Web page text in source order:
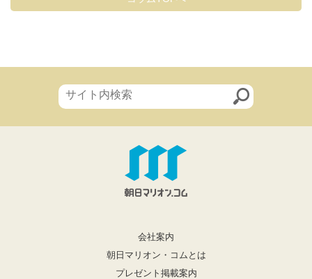
会社案内
朝日マリオン・コムとは
プレゼント掲載案内